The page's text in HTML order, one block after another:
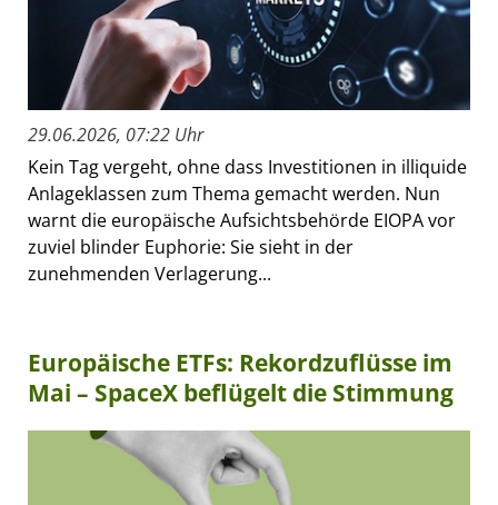
29.06.2026, 07:22 Uhr
Kein Tag vergeht, ohne dass Investitionen in illiquide
Anlageklassen zum Thema gemacht werden. Nun
warnt die europäische Aufsichtsbehörde EIOPA vor
zuviel blinder Euphorie: Sie sieht in der
zunehmenden Verlagerung...
Europäische ETFs: Rekordzuflüsse im
Mai – SpaceX beflügelt die Stimmung